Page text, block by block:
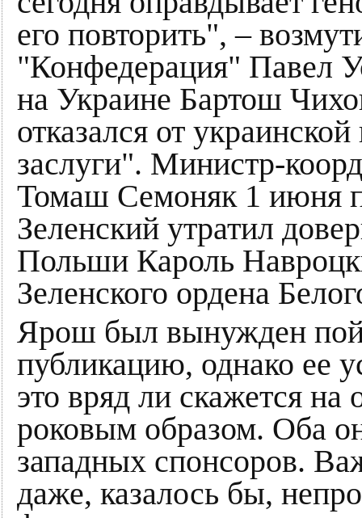
его повторить", –
"Конфедерация" Павел
на Украине Бартош
отказался от
заслуги". Министр-
Томаш Семоняк 1 июня
Зеленский утратил
Польши Кароль
Зеленского ордена
Ярош был вынужден
публикацию, однако ее
это вряд ли скажется
роковым образом. Оба
западных спонсоров.
даже, казалось бы,